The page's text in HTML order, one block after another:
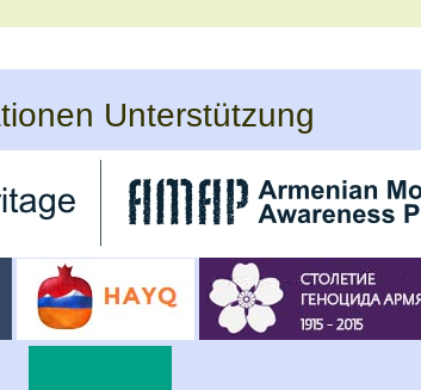
Unterstützung